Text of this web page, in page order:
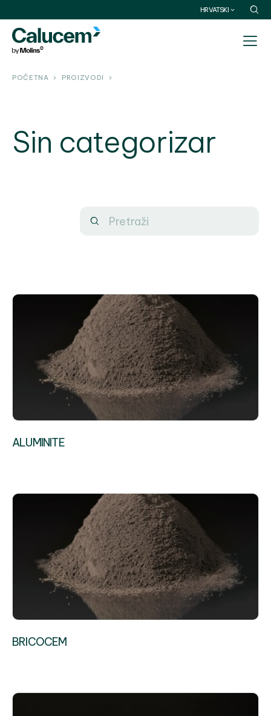
HRVATSKI
POČETNA PROIZVODI
Sin categorizar
ALUMINITE
BRICOCEM